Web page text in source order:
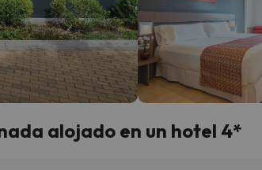
alojado en un hotel 4*